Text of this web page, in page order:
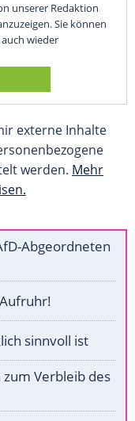
unserer Redaktion
Sie können
wieder
externe Inhalte
werden. Mehr
Abgeordneten
sinnvoll ist
Verbleib des